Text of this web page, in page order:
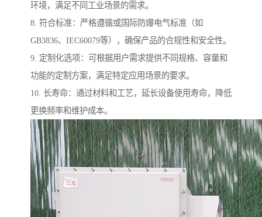
环境，满足不同工业场景的需求。
8. 符合标准：严格遵循或国际防爆电气标准（如
GB3836、IEC60079等），确保产品的合规性和安全性。
9. 定制化选项：可根据用户需求提供不同规格、容量和
功能的定制方案，满足特定应用场景的要求。
10. 长寿命：通过材料和工艺，延长设备使用寿命，降低
更换频率和维护成本。